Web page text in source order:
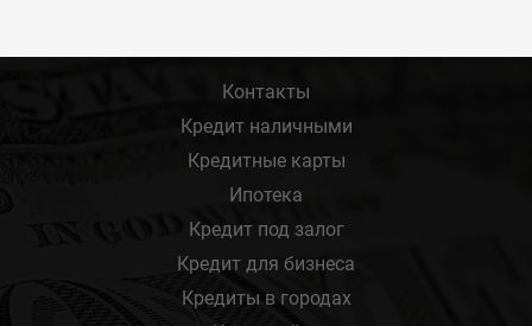
Контакты
Кредит наличными
Кредитные карты
Ипотека
Кредит под залог
Кредит для бизнеса
Кредиты в городах